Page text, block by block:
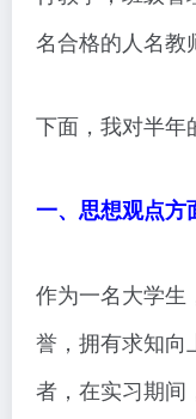
名合格的人名教
下面，我对半年
一、思想观点方
作为一名大学生
誉，拥有求知向
者，在实习期间